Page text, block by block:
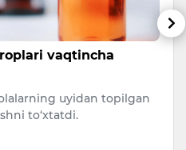
vaqtincha
uyidan topilgan
to‘xtatdi.